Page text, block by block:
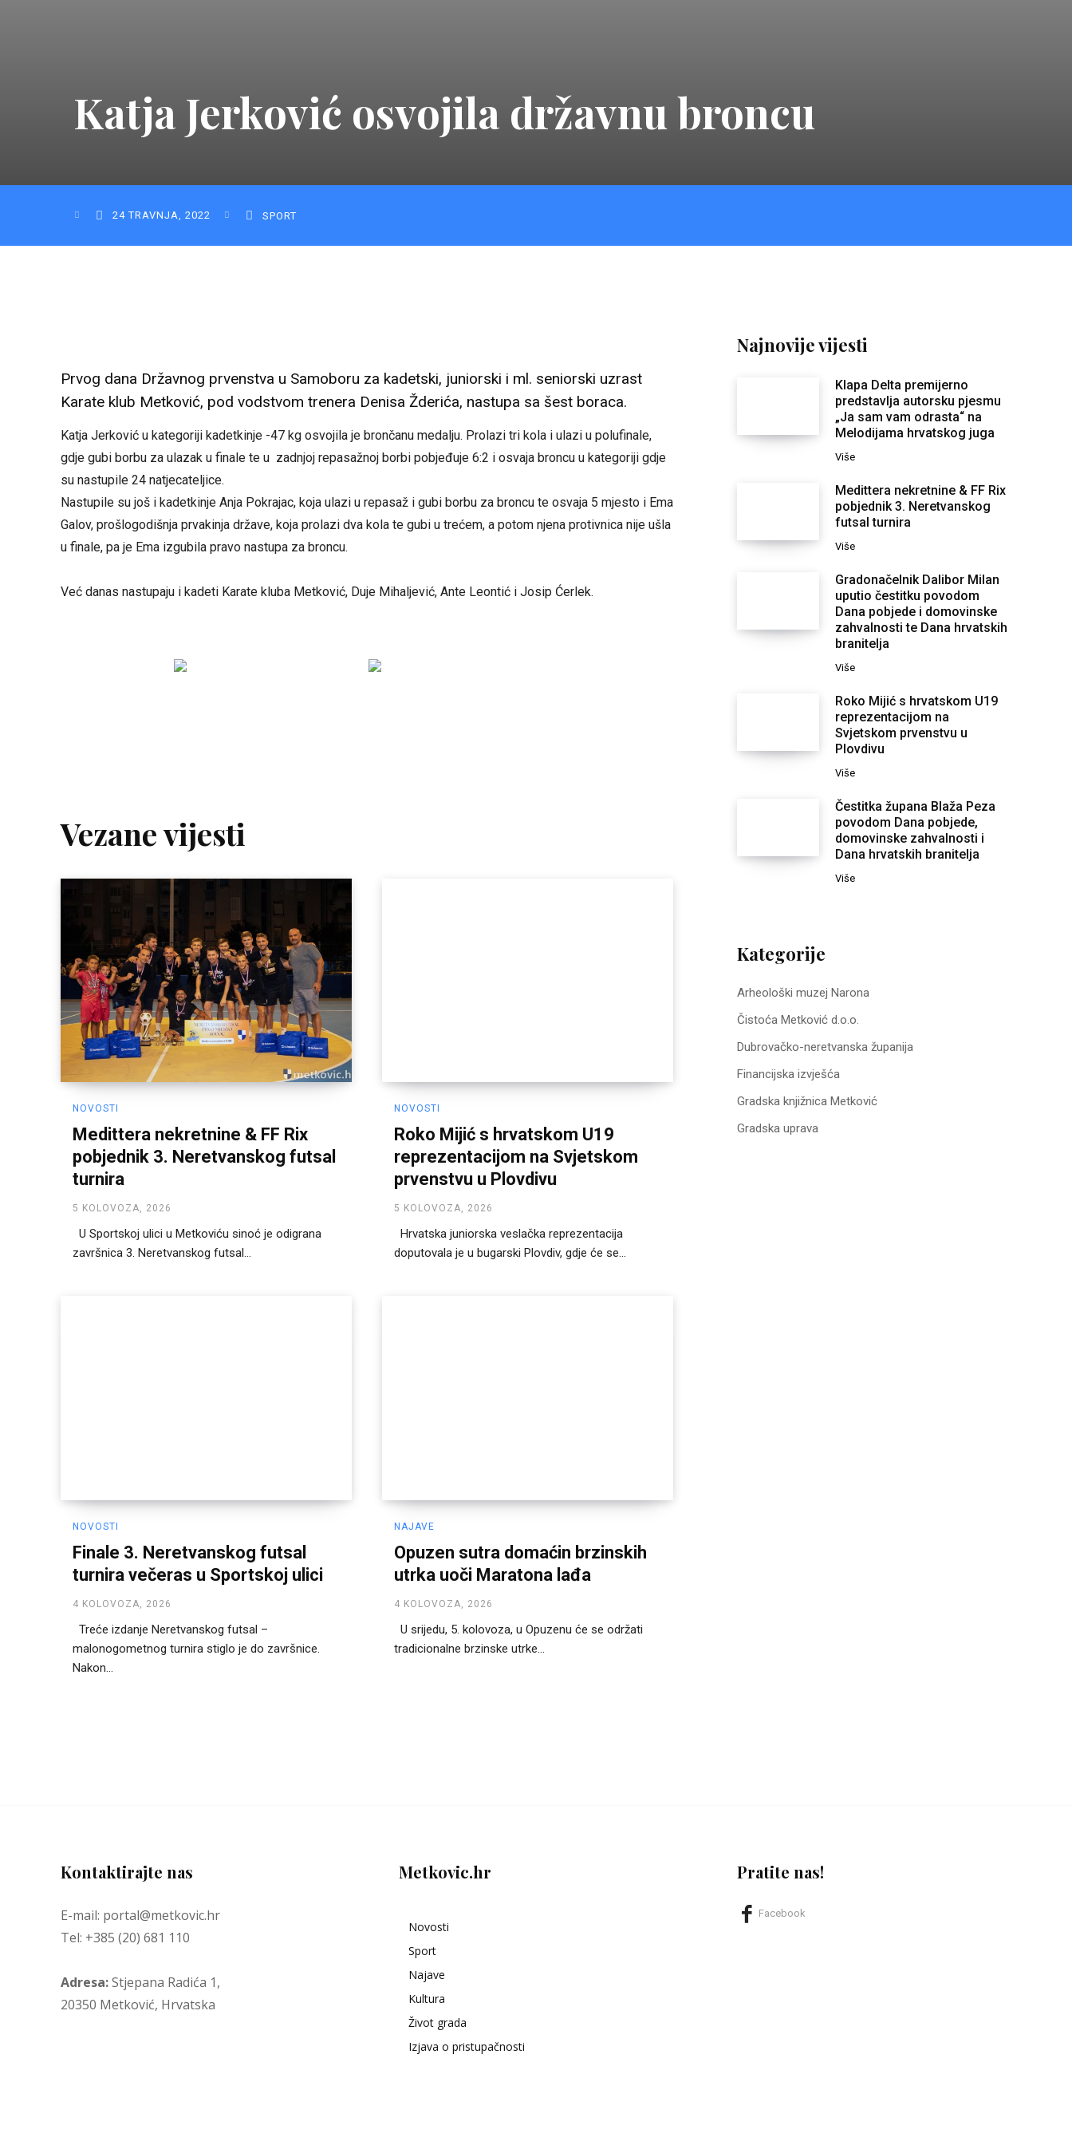
Katja Jerković osvojila državnu broncu
24 TRAVNJA, 2022 SPORT
Prvog dana Državnog prvenstva u Samoboru za kadetski, juniorski i ml. seniorski uzrast
Karate klub Metković, pod vodstvom trenera Denisa Žderića, nastupa sa šest boraca.
Katja Jerković u kategoriji kadetkinje -47 kg osvojila je brončanu medalju. Prolazi tri kola i ulazi u polufinale,
gdje gubi borbu za ulazak u finale te u zadnjoj repasažnoj borbi pobjeđuje 6:2 i osvaja broncu u kategoriji gdje
su nastupile 24 natjecateljice.
Nastupile su još i kadetkinje Anja Pokrajac, koja ulazi u repasaž i gubi borbu za broncu te osvaja 5 mjesto i Ema
Galov, prošlogodišnja prvakinja države, koja prolazi dva kola te gubi u trećem, a potom njena protivnica nije ušla
u finale, pa je Ema izgubila pravo nastupa za broncu.
Već danas nastupaju i kadeti Karate kluba Metković, Duje Mihaljević, Ante Leontić i Josip Ćerlek.
Vezane vijesti
NOVOSTI
Medittera nekretnine & FF Rix
pobjednik 3. Neretvanskog futsal
turnira
5 KOLOVOZA, 2026
U Sportskoj ulici u Metkoviću sinoć je odigrana
završnica 3. Neretvanskog futsal...
NOVOSTI
Roko Mijić s hrvatskom U19
reprezentacijom na Svjetskom
prvenstvu u Plovdivu
5 KOLOVOZA, 2026
Hrvatska juniorska veslačka reprezentacija
doputovala je u bugarski Plovdiv, gdje će se...
NOVOSTI
Finale 3. Neretvanskog futsal
turnira večeras u Sportskoj ulici
4 KOLOVOZA, 2026
malonogometnog turnira stiglo je do završnice.
Nakon...
NAJAVE
Opuzen sutra domaćin brzinskih
utrka uoči Maratona lađa
4 KOLOVOZA, 2026
U srijedu, 5. kolovoza, u Opuzenu će se održati
tradicionalne brzinske utrke...
Najnovije vijesti
Klapa Delta premijerno
predstavlja autorsku pjesmu
„Ja sam vam odrasta“ na
Melodijama hrvatskog juga
Više
Medittera nekretnine & FF Rix
pobjednik 3. Neretvanskog
futsal turnira
Više
Gradonačelnik Dalibor Milan
uputio čestitku povodom
Dana pobjede i domovinske
zahvalnosti te Dana hrvatskih
branitelja
Više
Roko Mijić s hrvatskom U19
reprezentacijom na
Svjetskom prvenstvu u
Plovdivu
Više
Čestitka župana Blaža Peza
povodom Dana pobjede,
domovinske zahvalnosti i
Dana hrvatskih branitelja
Više
Kategorije
Arheološki muzej Narona
Čistoća Metković d.o.o.
Dubrovačko-neretvanska županija
Financijska izvješća
Gradska knjižnica Metković
Gradska uprava
Kontaktirajte nas
E-mail: portal@metkovic.hr
Tel: +385 (20) 681 110
Adresa:Stjepana Radića 1,
20350 Metković, Hrvatska
Metkovic.hr
Novosti
Sport
Najave
Kultura
Život grada
Izjava o pristupačnosti
Pratite nas!
Facebook